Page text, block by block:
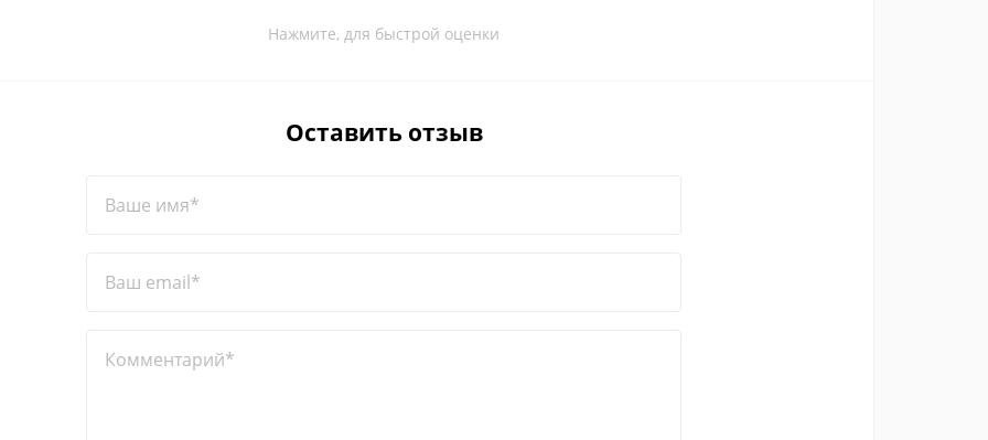
Нажмите, для быстрой оценки
Оставить отзыв
Ваше имя*
Ваш email*
Комментарий*